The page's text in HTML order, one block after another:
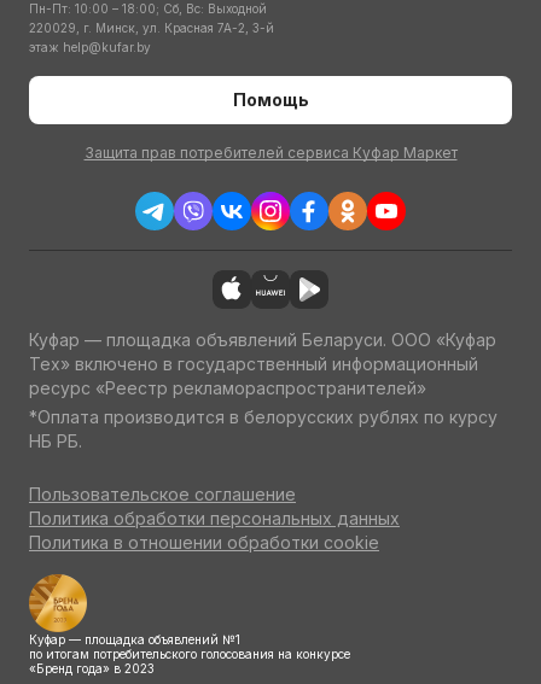
Пн-Пт: 10:00 – 18:00; Сб, Вс: Выходной
220029, г. Минск, ул. Красная 7А-2, 3-й
этаж help@kufar.by
Помощь
Защита прав потребителей сервиса Куфар Маркет
Куфар — площадка объявлений Беларуси. ООО «Куфар
Тех» включено в государственный информационный
ресурс «Реестр рекламораспространителей»
*Оплата производится в белорусских рублях по курсу
НБ РБ.
Пользовательское соглашение
Политика обработки персональных данных
Политика в отношении обработки cookie
Куфар — площадка объявлений №1
по итогам потребительского голосования на конкурсе
«Бренд года» в 2023